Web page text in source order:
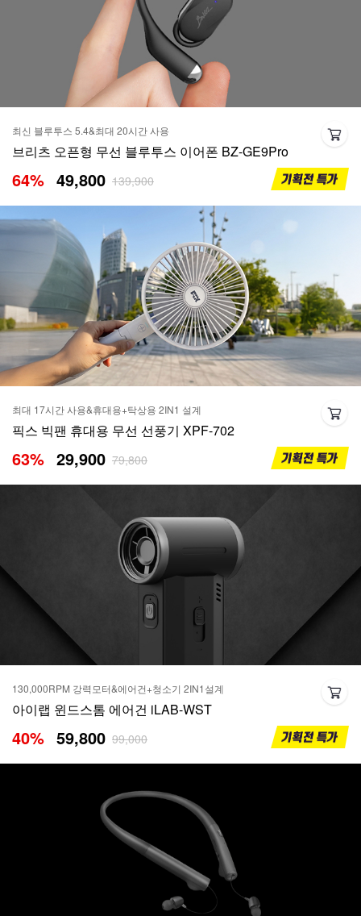
최신 블루투스 5.4&최대 20시간 사용
브리츠 오픈형 무선 블루투스 이어폰 BZ-GE9Pro
64% 49,800 139,900
최대 17시간 사용&휴대용+탁상용 2IN1 설계
픽스 빅팬 휴대용 무선 선풍기 XPF-702
63% 29,900 79,800
130,000RPM 강력모터&에어건+청소기 2IN1설계
아이랩 윈드스톰 에어건 iLAB-WST
40% 59,800 99,000